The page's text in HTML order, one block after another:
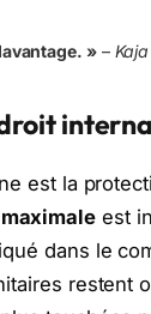
»–
est la
est
dans le
restent